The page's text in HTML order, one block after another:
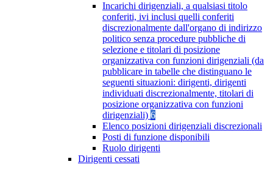
Incarichi dirigenziali, a qualsiasi titolo
conferiti, ivi inclusi quelli conferiti
discrezionalmente dall'organo di indirizzo
politico senza procedure pubbliche di
selezione e titolari di posizione
organizzativa con funzioni dirigenziali (da
pubblicare in tabelle che distinguano le
seguenti situazioni: dirigenti, dirigenti
individuati discrezionalmente, titolari di
posizione organizzativa con funzioni
dirigenziali) 6
Elenco posizioni dirigenziali discrezionali
Posti di funzione disponibili
Ruolo dirigenti
Dirigenti cessati